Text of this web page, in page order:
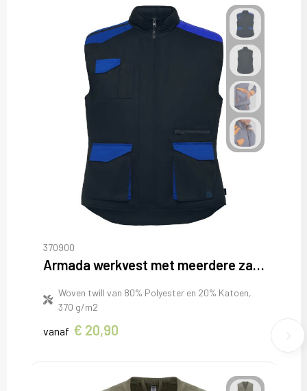
370900
Armada werkvest met meerdere zakken
Woven twill van 80% Polyester en 20% Katoen,
370 g/m2
vanaf € 20,90